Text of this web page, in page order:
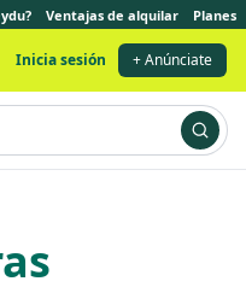
Ventajas de alquilar Planes
Inicia sesión + Anúnciate